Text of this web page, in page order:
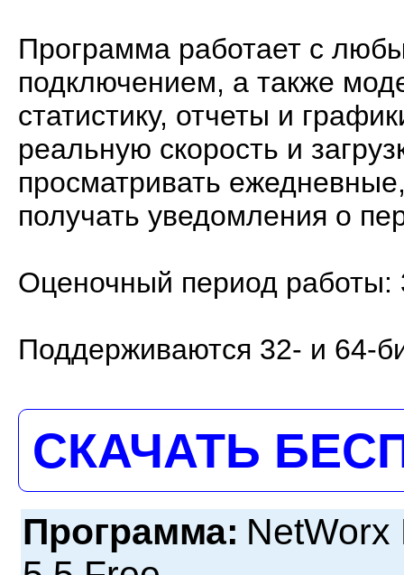
Программа работает с
подключением, а также
статистику, отчеты и
реальную скорость и
просматривать
получать уведомления о
Оценочный период работы:
Поддерживаются 32- и 64-
СКАЧАТЬ
Программа: NetWorx